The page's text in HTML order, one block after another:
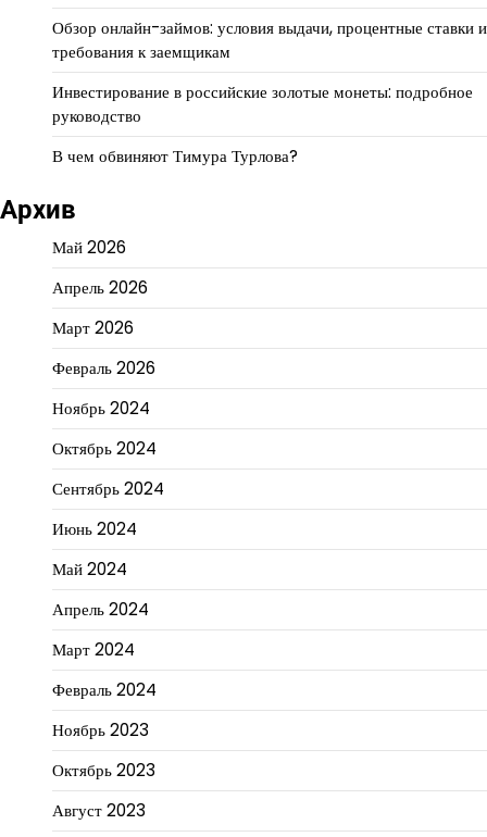
Обзор онлайн-займов: условия выдачи, процентные ставки и
требования к заемщикам
Инвестирование в российские золотые монеты: подробное
руководство
В чем обвиняют Тимура Турлова?
Архив
Май 2026
Апрель 2026
Март 2026
Февраль 2026
Ноябрь 2024
Октябрь 2024
Сентябрь 2024
Июнь 2024
Май 2024
Апрель 2024
Март 2024
Февраль 2024
Ноябрь 2023
Октябрь 2023
Август 2023